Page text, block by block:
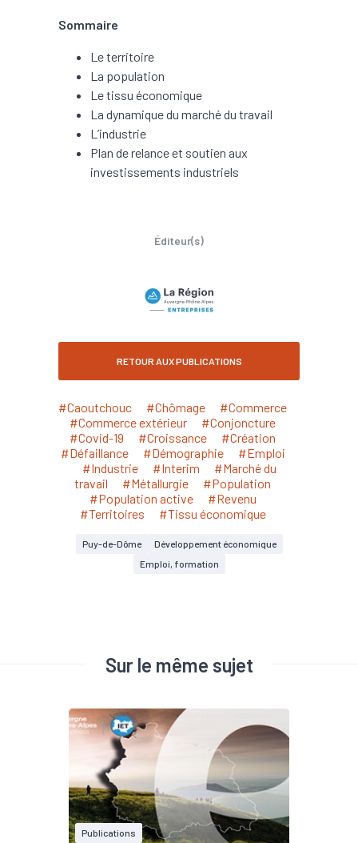
Sommaire
Le territoire
La population
Le tissu économique
La dynamique du marché du travail
L’industrie
Plan de relance et soutien aux
investissements industriels
Éditeur(s)
RETOUR AUX PUBLICATIONS
#Caoutchouc #Chômage
#Commerce
#Commerce extérieur
#Conjoncture
#Covid-19
#Croissance
#Création
#Défaillance
#Démographie
#Emploi
#Industrie
#Interim
#Marché du
travail
#Métallurgie
#Population
#Population active
#Revenu
#Territoires
#Tissu économique
Puy-de-Dôme
Développement économique
Emploi, formation
Sur le même sujet
Publications